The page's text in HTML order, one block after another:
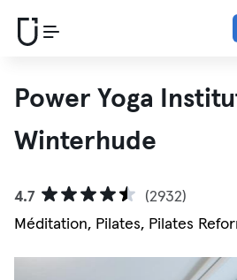
Power Yoga
Winterhude
4.7
(2932)
Méditation, Pilates, Pilates